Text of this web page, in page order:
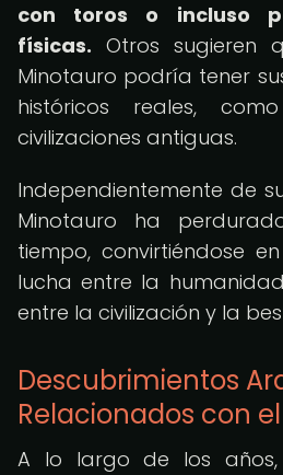
con toros o incluso
físicas. Otros sugieren
Minotauro podría tener
históricos reales,
civilizaciones antiguas.
Independientemente de
Minotauro ha
tiempo, convirtiéndose
lucha entre la
entre la civilización y la
Descubrimientos
Relacionados con
A lo largo de los